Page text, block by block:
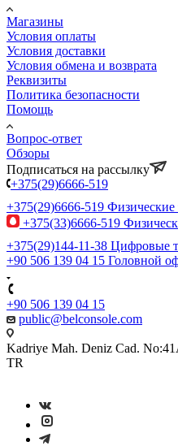
Магазины
Условия оплаты
Условия доставки
Условия обмена и возврата
Реквизиты
Политика безопасности
Помощь
Вопрос-ответ
Обзоры
Подписаться на рассылку
+375(29)6666-519
+375(29)6666-519 Физические
+375(33)6666-519
+375(29)144-11-38 Цифровые
+90 506 139 04 15 Головной
+90 506 139 04 15
public@belconsole.com
Kadriye Mah. Deniz Cad.
TR